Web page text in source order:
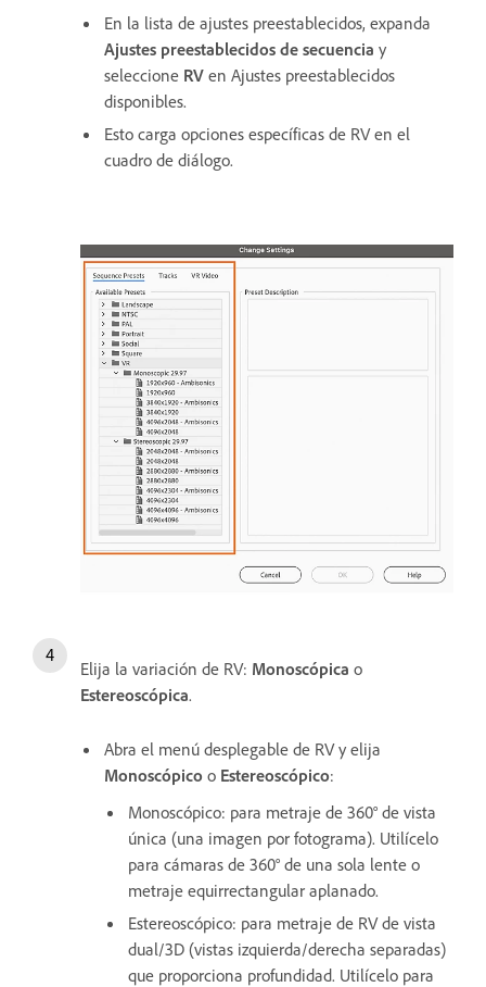
En la lista de ajustes preestablecidos, expanda
Ajustes preestablecidos de secuencia y
seleccione RV en Ajustes preestablecidos
disponibles.
Esto carga opciones específicas de RV en el
cuadro de diálogo.
Elija la variación de RV: Monoscópica o
Estereoscópica.
Abra el menú desplegable de RV y elija
Monoscópico o Estereoscópico:
Monoscópico: para metraje de 360° de vista
única (una imagen por fotograma). Utilícelo
para cámaras de 360° de una sola lente o
metraje equirrectangular aplanado.
Estereoscópico: para metraje de RV de vista
dual/3D (vistas izquierda/derecha separadas)
que proporciona profundidad. Utilícelo para